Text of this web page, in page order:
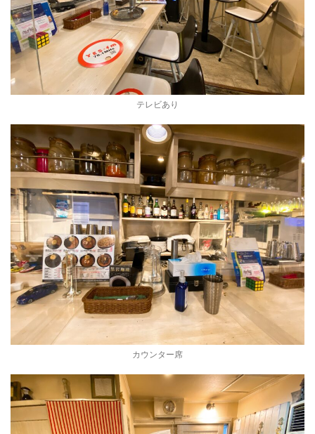
テレビあり
カウンター席